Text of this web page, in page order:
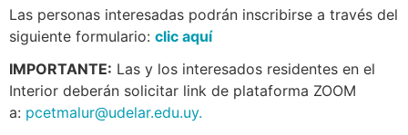
Las personas interesadas podrán inscribirse a través del
siguiente formulario: clic aquí
IMPORTANTE: Las y los interesados residentes en el
Interior deberán solicitar link de plataforma ZOOM
a: pcetmalur@udelar.edu.uy.